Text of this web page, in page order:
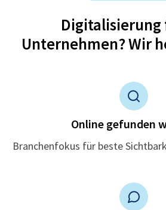
Digitalisierung
Unternehmen? Wir
Online gefunden
Branchenfokus für beste